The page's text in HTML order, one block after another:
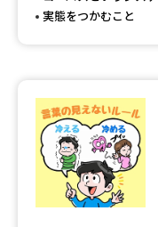
実態をつかむこと